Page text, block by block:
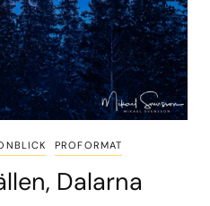
PROFORMAT
Dalarna